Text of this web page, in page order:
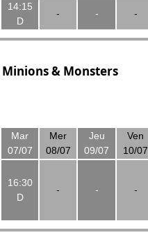
14:15
D
- - -
Minions & Monsters
Mar
07/07
Mer
08/07
Jeu
09/07
Ven
10/07
16:30
D
- - -